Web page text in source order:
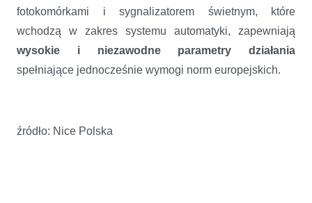
fotokomórkami i sygnalizatorem świetnym, które
wchodzą w zakres systemu automatyki, zapewniają
wysokie i niezawodne parametry działania
spełniające jednocześnie wymogi norm europejskich.
źródło: Nice Polska